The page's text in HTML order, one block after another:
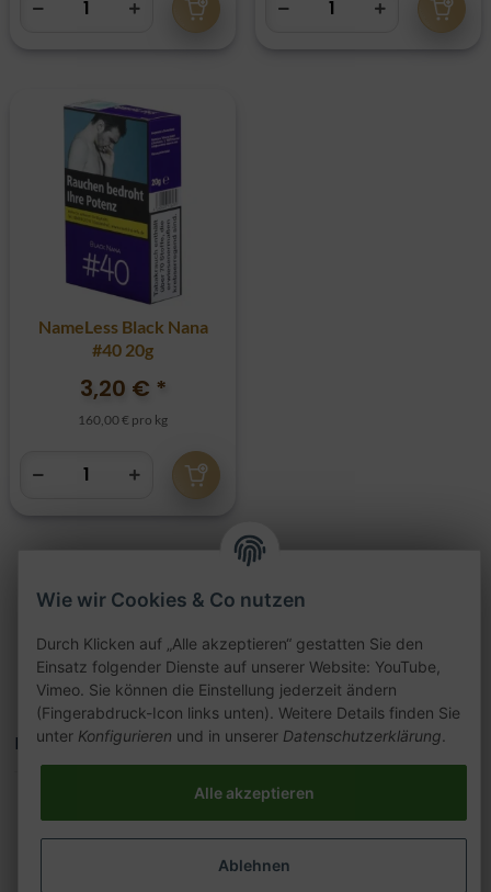
NameLess Black Nana
#40 20g
3,20 € *
160,00 € pro kg
Artikel 1 - 17 von 17
Wie wir Cookies & Co nutzen
Durch Klicken auf „Alle akzeptieren“ gestatten Sie den
Einsatz folgender Dienste auf unserer Website: YouTube,
Vimeo. Sie können die Einstellung jederzeit ändern
(Fingerabdruck-Icon links unten). Weitere Details finden Sie
unter Konfigurieren und in unserer Datenschutzerklärung.
Alle akzeptieren
Ablehnen
Kategorien